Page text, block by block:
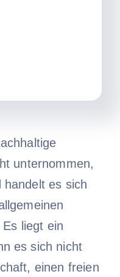
unternommen,
handelt es sich
liegt ein
es sich nicht
einen freien